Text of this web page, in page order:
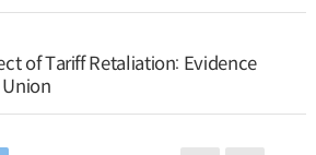
of Tariff Retaliation: Evidence